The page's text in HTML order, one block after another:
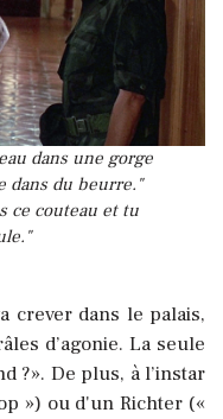
dans une gorge
dans du beurre."
ce couteau et tu
crever dans le palais,
d’agonie. La seule
?». De plus, à l’instar
») ou d'un Richter («